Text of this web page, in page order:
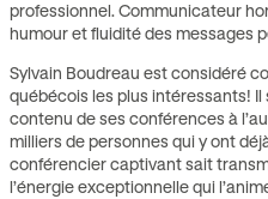
professionnel. Communicateur
humour et fluidité des messages
Sylvain Boudreau est considéré
québécois les plus intéressants!
contenu de ses conférences à
milliers de personnes qui y ont
conférencier captivant sait
l’énergie exceptionnelle qui